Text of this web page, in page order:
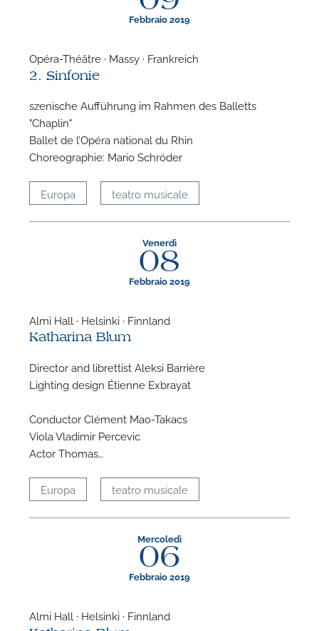
Febbraio 2019
Opéra-Théâtre · Massy · Frankreich
2. Sinfonie
szenische Aufführung im Rahmen des Balletts
"Chaplin"
Ballet de l’Opéra national du Rhin
Choreographie: Mario Schröder
Europa teatro musicale
Venerdì
08
Febbraio 2019
Almi Hall · Helsinki · Finnland
Katharina Blum
Director and librettist Aleksi Barrière
Lighting design Étienne Exbrayat
Conductor Clément Mao-Takacs
Viola Vladimir Percevic
Actor Thomas…
Europa teatro musicale
Mercoledì
06
Febbraio 2019
Almi Hall · Helsinki · Finnland